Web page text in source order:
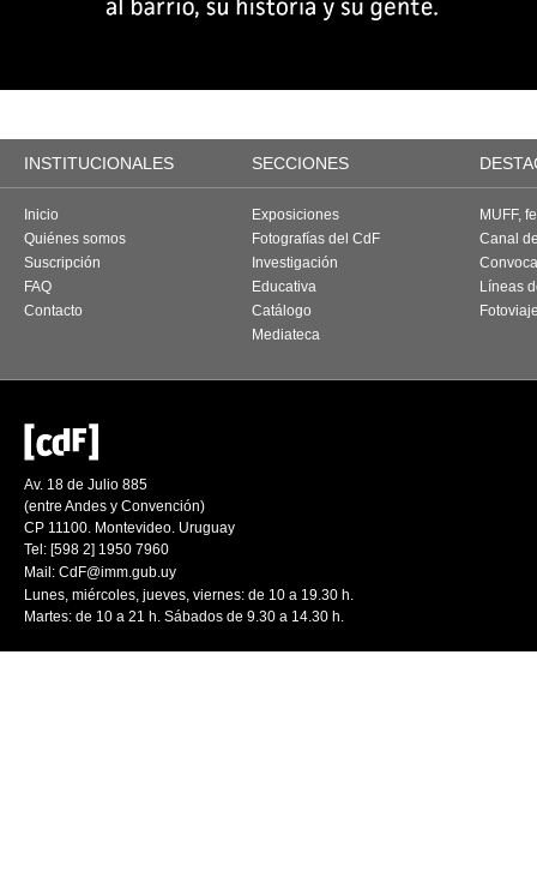
INSTITUCIONALES SECCIONES
Inicio
Quiénes somos
Suscripción
FAQ
Contacto
Exposiciones
Fotografías del CdF
Investigación
Educativa
Catálogo
Mediateca
MUFF,
Canal
Líneas
Av. 18 de Julio 885
(entre Andes y Convención)
CP 11100. Montevideo. Uruguay
Tel: [598 2] 1950 7960
Mail: CdF@imm.gub.uy
Lunes, miércoles, jueves, viernes: de 10 a 19.30 h.
Martes: de 10 a 21 h. Sábados de 9.30 a 14.30 h.